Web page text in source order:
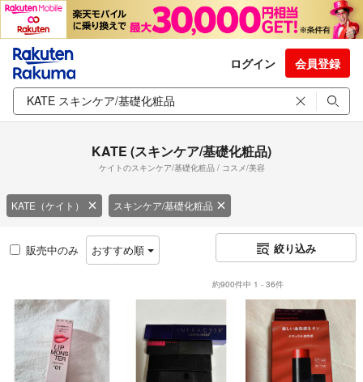
ログイン 会員登録
KATE (スキンケア/基礎化粧品)
ケイトのスキンケア/基礎化粧品 / コスメ/美容
KATE（ケイト） スキンケア/基礎化粧品
販売中のみ おすすめ順 絞り込み
約900件中 1 - 36件